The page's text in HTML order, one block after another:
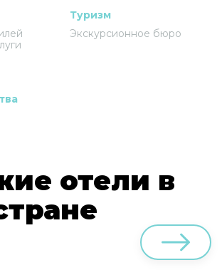
Туризм
Экскурсионное бюро
отели в